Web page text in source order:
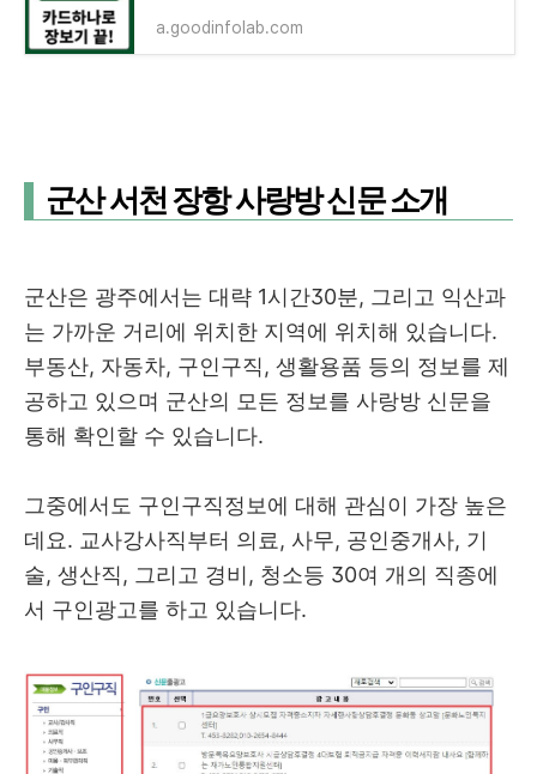
a.goodinfolab.com
군산 서천 장항 사랑방 신문 소개
군산은 광주에서는 대략 1시간30분, 그리고 익산과
는 가까운 거리에 위치한 지역에 위치해 있습니다.
부동산, 자동차, 구인구직, 생활용품 등의 정보를 제
공하고 있으며 군산의 모든 정보를 사랑방 신문을
통해 확인할 수 있습니다.
그중에서도 구인구직정보에 대해 관심이 가장 높은
데요. 교사강사직부터 의료, 사무, 공인중개사, 기
술, 생산직, 그리고 경비, 청소등 30여 개의 직종에
서 구인광고를 하고 있습니다.